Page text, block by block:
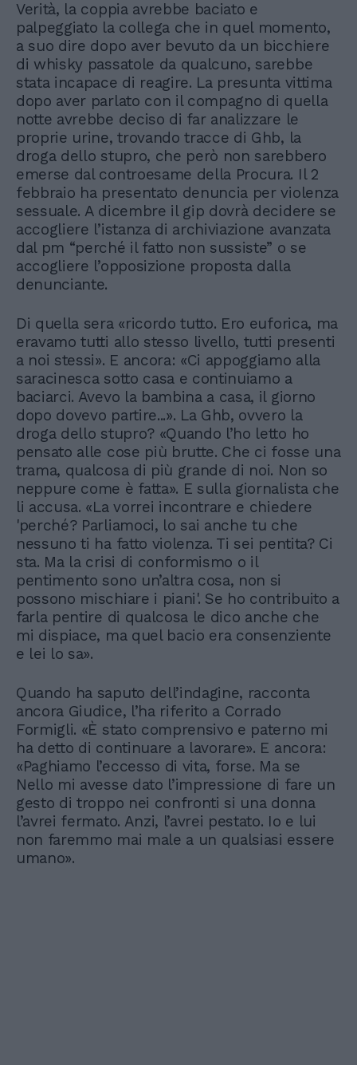
Verità, la coppia avrebbe baciato e
palpeggiato la collega che in quel momento,
a suo dire dopo aver bevuto da un bicchiere
di whisky passatole da qualcuno, sarebbe
stata incapace di reagire. La presunta vittima
dopo aver parlato con il compagno di quella
notte avrebbe deciso di far analizzare le
proprie urine, trovando tracce di Ghb, la
droga dello stupro, che però non sarebbero
emerse dal controesame della Procura. Il 2
febbraio ha presentato denuncia per violenza
sessuale. A dicembre il gip dovrà decidere se
accogliere l’istanza di archiviazione avanzata
dal pm “perché il fatto non sussiste” o se
accogliere l’opposizione proposta dalla
denunciante.
Di quella sera «ricordo tutto. Ero euforica, ma
eravamo tutti allo stesso livello, tutti presenti
a noi stessi». E ancora: «Ci appoggiamo alla
saracinesca sotto casa e continuiamo a
baciarci. Avevo la bambina a casa, il giorno
dopo dovevo partire...». La Ghb, ovvero la
droga dello stupro? «Quando l’ho letto ho
pensato alle cose più brutte. Che ci fosse una
trama, qualcosa di più grande di noi. Non so
neppure come è fatta». E sulla giornalista che
li accusa. «La vorrei incontrare e chiedere
'perché? Parliamoci, lo sai anche tu che
nessuno ti ha fatto violenza. Ti sei pentita? Ci
sta. Ma la crisi di conformismo o il
pentimento sono un’altra cosa, non si
possono mischiare i piani'. Se ho contribuito a
farla pentire di qualcosa le dico anche che
mi dispiace, ma quel bacio era consenziente
e lei lo sa».
Quando ha saputo dell’indagine, racconta
ancora Giudice, l’ha riferito a Corrado
Formigli. «È stato comprensivo e paterno mi
ha detto di continuare a lavorare». E ancora:
«Paghiamo l’eccesso di vita, forse. Ma se
Nello mi avesse dato l’impressione di fare un
gesto di troppo nei confronti si una donna
l’avrei fermato. Anzi, l’avrei pestato. Io e lui
non faremmo mai male a un qualsiasi essere
umano».